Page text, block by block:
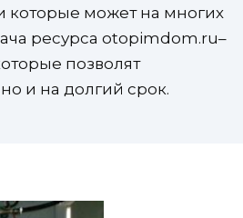
которые может на многих
ресурса otopimdom.ru–
позволят
и на долгий срок.